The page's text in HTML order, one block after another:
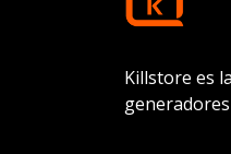
Killstore es